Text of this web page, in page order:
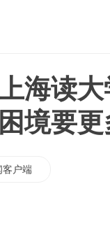
海读
境要
客户端